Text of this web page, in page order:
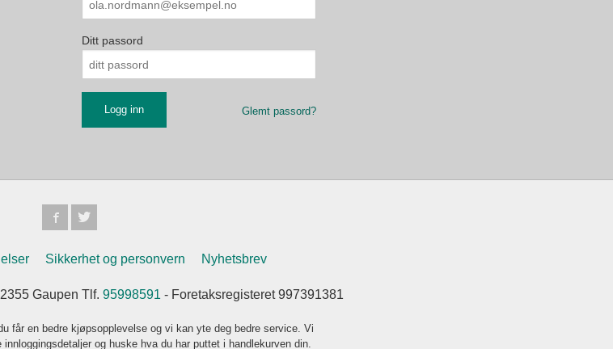
Ditt passord
Glemt passord?
Sikkerhet og personvern Nyhetsbrev
Gaupen Tlf. 95998591 - Foretaksregisteret 997391381
får en bedre kjøpsopplevelse og vi kan yte deg bedre service. Vi
og huske hva du har puttet i handlekurven din.